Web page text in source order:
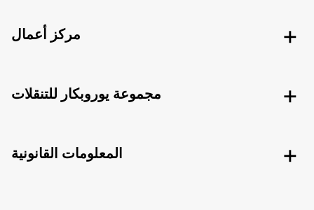
مركز أعمال
مجموعة يوروبكار للتنقلات
المعلومات القانونية